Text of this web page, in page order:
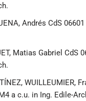
Andrés CdS
Matias Gabriel CdS
WUILLEUMIER,
a c.u. in Ing. Edile-